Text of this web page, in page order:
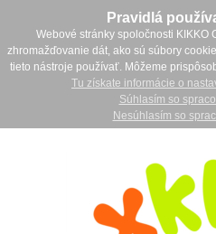
Pravidlá
Webové stránky spoločnosti KIKKO
zhromažďovanie dát, ako sú súbory
tieto nástroje používať. Môžeme
Tu získate informácie o
Súhlasím so
Nesúhlasím so